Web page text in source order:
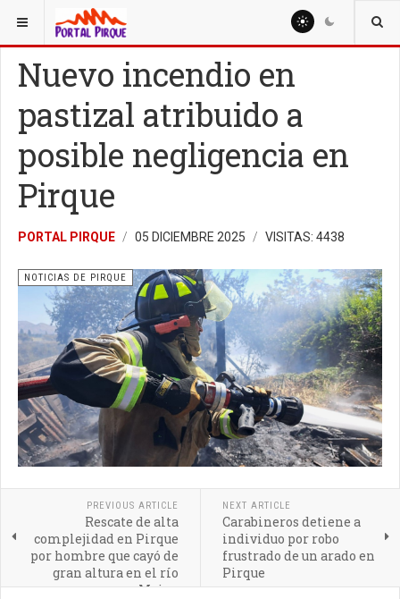
ESTÁ AQUÍ: NOTICIAS
Nuevo incendio en
pastizal atribuido a
posible negligencia en
Pirque
PORTAL PIRQUE 05 DICIEMBRE 2025 VISITAS: 4438
NOTICIAS DE PIRQUE
PREVIOUS ARTICLE
Rescate de alta
complejidad en Pirque
por hombre que cayó de
gran altura en el río
Maipo
NEXT ARTICLE
Carabineros detiene a
individuo por robo
frustrado de un arado en
Pirque